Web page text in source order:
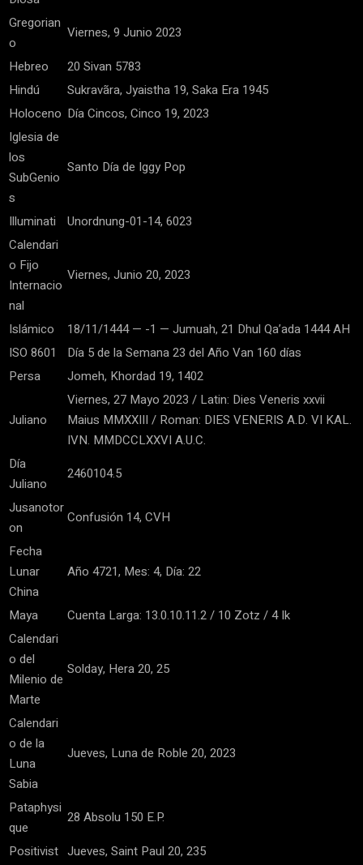
Gregorian
o
Viernes, 9 Junio 2023
Hebreo
20 Sivan 5783
Hindú
Sukravãra, Jyaistha 19, Saka Era 1945
Holoceno Día Cincos, Cinco 19, 2023
Iglesia de
los
SubGenio
s
Santo Día de Iggy Pop
Illuminati
Unordnung-01-14, 6023
Calendari
o Fijo
Internacio
nal
Viernes, Junio 20, 2023
Islámico
18/11/1444 — -1 — Jumuah, 21 Dhul Qa’ada 1444 AH
ISO 8601
Día 5 de la Semana 23 del Año Van 160 días
Persa
Jomeh, Khordad 19, 1402
Juliano
Viernes, 27 Mayo 2023 / Latin: Dies Veneris xxvii
Maius MMXXIII / Roman: DIES VENERIS A.D. VI KAL.
IVN. MMDCCLXXVI A.U.C.
Día
Juliano
2460104.5
Jusanotor
on
Confusión 14, CVH
Fecha
Lunar
China
Año 4721, Mes: 4, Día: 22
Maya
Cuenta Larga: 13.0.10.11.2 / 10 Zotz / 4 Ik
Calendari
o del
Milenio de
Marte
Solday, Hera 20, 25
Calendari
o de la
Luna
Sabia
Jueves, Luna de Roble 20, 2023
Pataphysi
que
28 Absolu 150 E.P.
Positivist Jueves, Saint Paul 20, 235